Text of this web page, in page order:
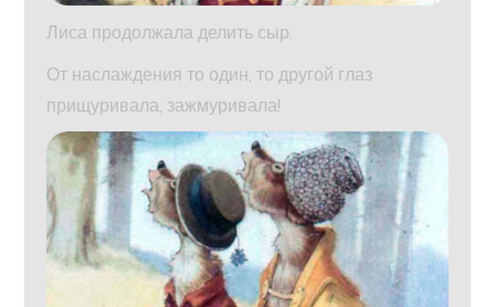
Лиса продолжала делить сыр.
От наслаждения то один, то другой глаз
прищуривала, за­жмуривала!